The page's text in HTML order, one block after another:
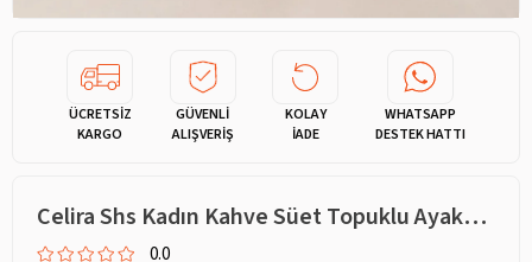
ÜCRETSİZ
KARGO
GÜVENLİ
ALIŞVERİŞ
KOLAY
İADE
WHATSAPP
DESTEK HATTI
Celira Shs Kadın Kahve Süet Topuklu Ayakkabı 7 Cm
0.0